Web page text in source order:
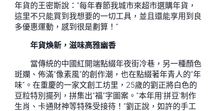
年貨的王密斯說：“每年春節我城市來超市選購年貨，
這里不只能買到我想要的一切工具，並且還能享用到良
多優惠運動，感到很是劃算！”
年貨煥新，滋味高雅幽香
當傳統的中國紅開端點綴年夜街冷巷，另一種顏色
斑斕、佈滿“像素風”的創作潮，也在點綴著年青人的“年
味”。在重慶的一家文創工坊里，25歲的劉正將白色的
豆粒特別擺列，拼集出“福”字圖案。“本年用‘拼豆’制作
生肖、卡通財神等特殊受接待！”劉正說，如許的手工